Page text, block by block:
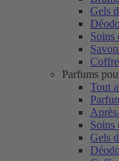
Gels
Soins
Parfums
Tout
Soins
Gels